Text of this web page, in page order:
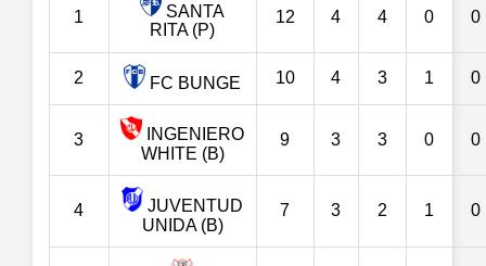
1
SANTA
RITA (P)
12 4 4 0 0
2 FC BUNGE 10 4 3 1 0
3
INGENIERO
WHITE (B)
9 3 3 0 0
4
JUVENTUD
UNIDA (B)
7 3 2 1 0